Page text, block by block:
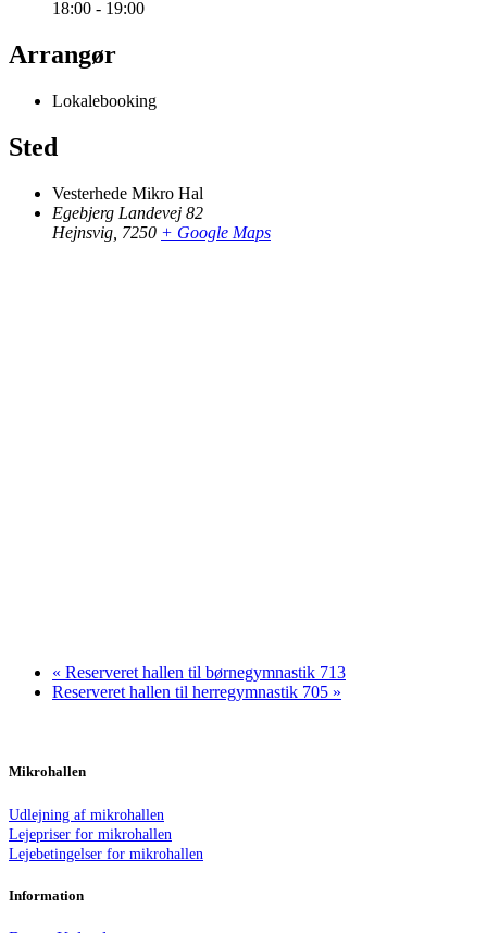
18:00 - 19:00
Arrangør
Lokalebooking
Sted
Vesterhede Mikro Hal
Egebjerg Landevej 82
Hejnsvig 7250 + Google Maps
« Reserveret hallen til børnegymnastik 713
Reserveret hallen til herregymnastik 705 »
Mikrohallen
Udlejning af mikrohallen
Lejepriser for mikrohallen
Lejebetingelser for mikrohallen
Information